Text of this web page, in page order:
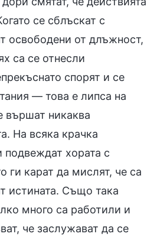
се сблъскат с
освободени от длъжност,
са се отнесли
спорят и се
— това е липса на
вършат никаква
На всяка крачка
подвеждат хората с
ги карат да мислят, че са
истината. Също така
много са работили и
че заслужават да се